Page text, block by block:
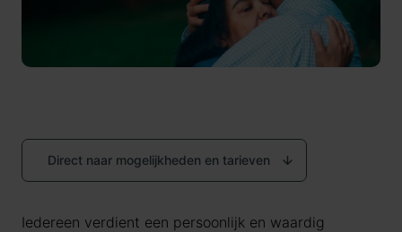
Direct naar mogelijkheden en tarieven
Iedereen verdient een persoonlijk en waardig